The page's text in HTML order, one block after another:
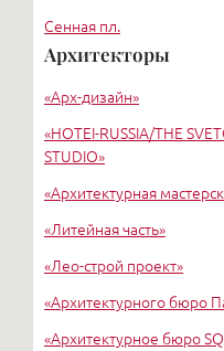
Сенная пл.
Пл. Ленина
Пл. Мужества
Архитекторы
«Арх-дизайн»
«HОTEI-RUSSIA/THE
STUDIO»
«Архитектурная
«Литейная часть»
«Лео-строй проект»
«Архитектурного бюро
«Архитектурное бюро